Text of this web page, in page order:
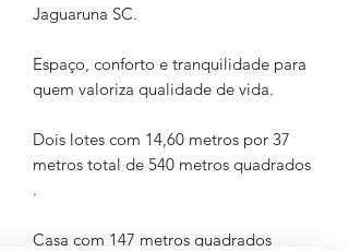
Jaguaruna SC.
Espaço, conforto e tranquilidade para
quem valoriza qualidade de vida.
Dois lotes com 14,60 metros por 37
metros total de 540 metros quadrados
.
Casa com 147 metros quadrados